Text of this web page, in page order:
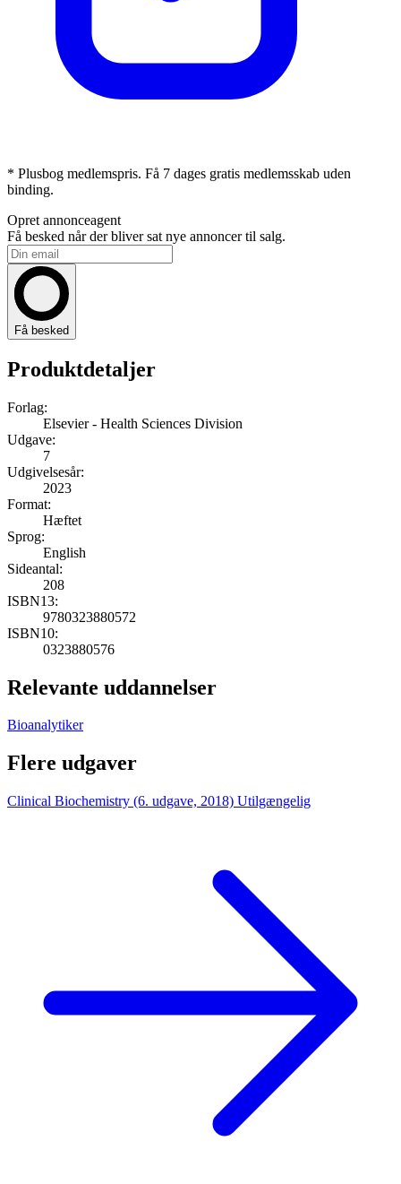
* Plusbog medlemspris. Få 7 dages gratis medlemsskab uden
binding.
Opret annonceagent
Få besked når der bliver sat nye annoncer til salg.
Få besked
Produktdetaljer
Forlag:
Elsevier - Health Sciences Division
Udgave:
7
Udgivelsesår:
2023
Format:
Hæftet
Sprog:
English
Sideantal:
208
ISBN13:
9780323880572
ISBN10:
0323880576
Relevante uddannelser
Bioanalytiker
Flere udgaver
Clinical Biochemistry (6. udgave, 2018) Utilgængelig